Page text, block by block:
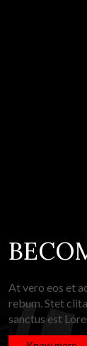
At vero eos et
rebum. Stet
sanctus est